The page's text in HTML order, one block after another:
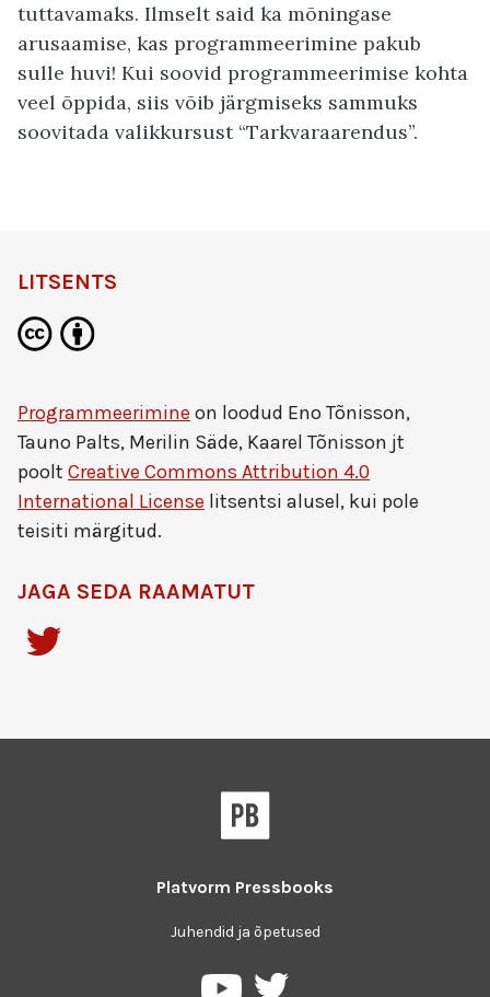
tuttavamaks. Ilmselt said ka mõningase
arusaamise, kas programmeerimine pakub
sulle huvi! Kui soovid programmeerimise kohta
veel õppida, siis võib järgmiseks sammuks
soovitada valikkursust “Tarkvaraarendus”.
LITSENTS
Programmeerimine on loodud Eno Tõnisson,
Tauno Palts, Merilin Säde, Kaarel Tõnisson jt
poolt Creative Commons Attribution 4.0
International License litsentsi alusel, kui pole
teisiti märgitud.
JAGA SEDA RAAMATUT
Platvorm Pressbooks
Juhendid ja õpetused
PressbooksPressbooks